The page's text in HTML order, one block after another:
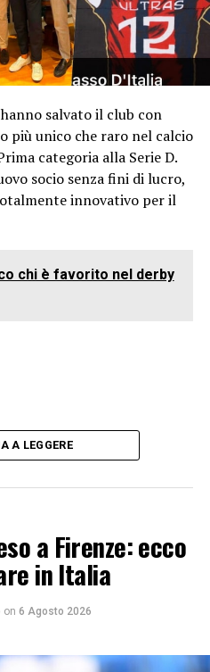
salvato il club con
più unico che raro nel calcio
categoria alla Serie D.
socio senza fini di lucro,
innovativo per il
chi è favorito nel derby
A LEGGERE
a Firenze: ecco
in Italia
on 6 Agosto 2026